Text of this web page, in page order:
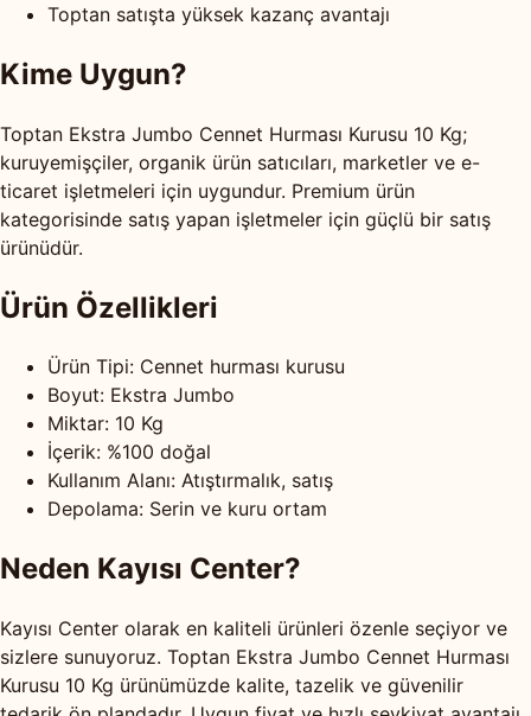
Toptan satışta yüksek kazanç avantajı
Kime Uygun?
Toptan Ekstra Jumbo Cennet Hurması Kurusu 10 Kg;
kuruyemişçiler, organik ürün satıcıları, marketler ve e-
ticaret işletmeleri için uygundur. Premium ürün
kategorisinde satış yapan işletmeler için güçlü bir satış
ürünüdür.
Ürün Özellikleri
Ürün Tipi: Cennet hurması kurusu
Boyut: Ekstra Jumbo
Miktar: 10 Kg
İçerik: %100 doğal
Kullanım Alanı: Atıştırmalık, satış
Depolama: Serin ve kuru ortam
Neden Kayısı Center?
Kayısı Center olarak en kaliteli ürünleri özenle seçiyor ve
sizlere sunuyoruz. Toptan Ekstra Jumbo Cennet Hurması
Kurusu 10 Kg ürünümüzde kalite, tazelik ve güvenilir